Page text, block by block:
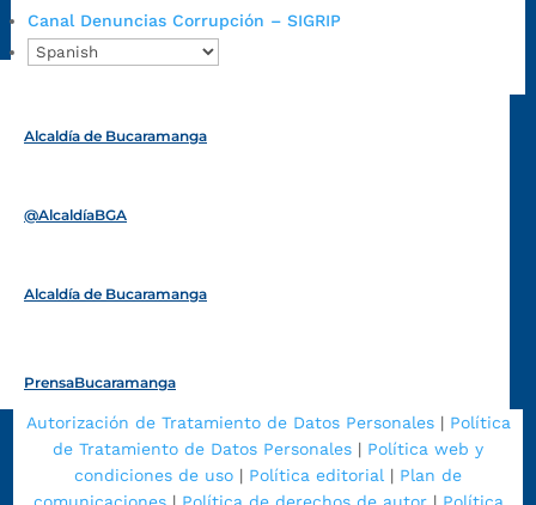
Canal Denuncias Corrupción – SIGRIP
https://www.bucaramanga.gov.co/gobierno-ciudadanos-
1/secretarias/oficina-de-control-interno-disciplinario/
Alcaldía de Bucaramanga
@AlcaldíaBGA
Alcaldía de Bucaramanga
PrensaBucaramanga
Autorización de Tratamiento de Datos Personales| Política
de Tratamiento de Datos Personales | Política web y
condiciones de uso | Política editorial | Plan de